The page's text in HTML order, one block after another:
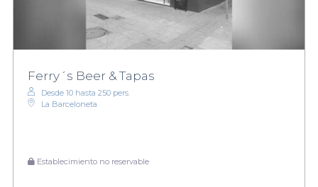
Ferry´s Beer & Tapas
Desde 10 hasta 250 pers.
La Barceloneta
Establecimiento no reservable